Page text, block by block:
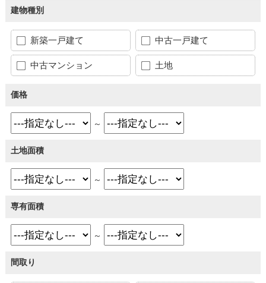
建物種別
新築一戸建て 中古一戸建て
中古マンション 土地
価格
～
土地面積
～
専有面積
～
間取り